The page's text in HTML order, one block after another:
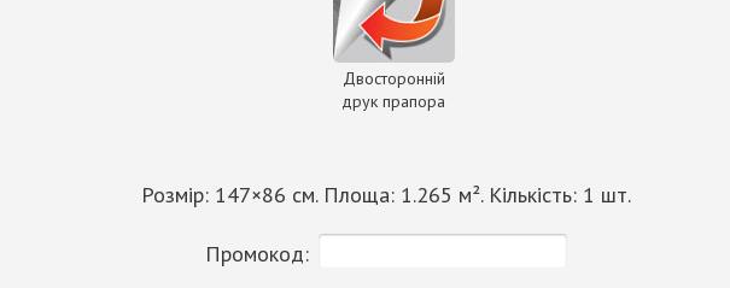
Двосторонній
друк прапора
Розмір: 147×86 см. Площа: 1.265 м². Кількість: 1 шт.
Промокод: